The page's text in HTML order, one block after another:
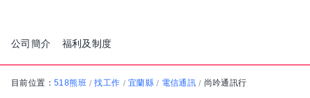
公司簡介 福利及制度
目前位置： 518熊班 / 找工作 / 宜蘭縣 / 電信通訊 / 尚吟通訊行